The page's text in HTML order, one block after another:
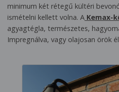
minimum két rétegű kültéri
ismételni kellett volna. A Kemax-
agyagtégla, természetes,
Impregnálva, vagy olajosan örök